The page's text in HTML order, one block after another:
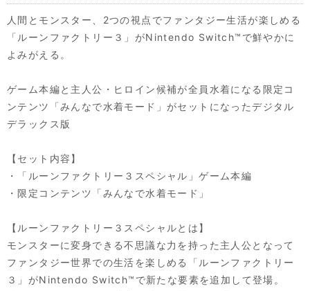
人間とモンスター、2つの視点でファンタジー生活が楽しめる
「ルーンファクトリー３」がNintendo Switch™で鮮やかに
よみがえる。
ゲーム本編と主人公・ヒロイン候補が全員水着になる限定コ
ンテンツ「みんなで水着モード」がセットになったデジタル
デラックス版
【セット内容】
・「ルーンファクトリー３スペシャル」ゲーム本編
・限定コンテンツ「みんなで水着モード」
【ルーンファクトリー３スペシャルとは】
モンスターに変身できる不思議な力を持った主人公となって
ファンタジー世界での生活を楽しめる「ルーンファクトリー
３」がNintendo Switch™で新たな要素を追加して登場。